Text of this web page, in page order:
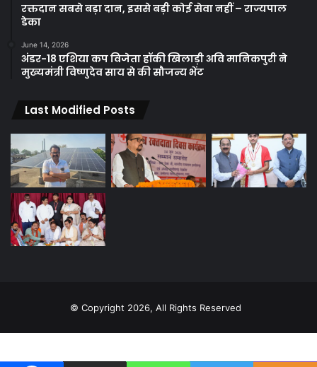
रक्तदान सबसे बड़ा दान, इससे बड़ी कोई सेवा नहीं – राज्यपाल
डेका
June 14, 2026
अंडर-18 एशिया कप विजेता हॉकी खिलाड़ी अवि मानिकपुरी ने
मुख्यमंत्री विष्णुदेव साय से की सौजन्य भेंट
Last Modified Posts
© Copyright 2026, All Rights Reserved